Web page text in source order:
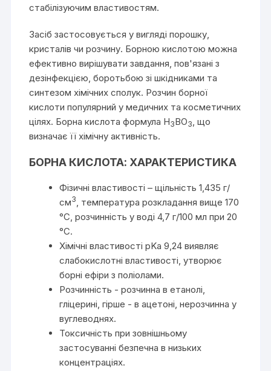
стабілізуючим властивостям.
Засіб застосовується у вигляді порошку,
кристалів чи розчину. Борною кислотою можна
ефективно вирішувати завдання, пов'язані з
дезінфекцією, боротьбою зі шкідниками та
синтезом хімічних сполук. Розчин борної
кислоти популярний у медичних та косметичних
цілях. Борна кислота формула H3BO3, що
визначає її хімічну активність.
БОРНА КИСЛОТА: ХАРАКТЕРИСТИКА
Фізичні властивості – щільність 1,435 г/
см3, температура розкладання вище 170
°C, розчинність у воді 4,7 г/100 мл при 20
°C.
Хімічні властивості pKa 9,24 виявляє
слабокислотні властивості, утворює
борні ефіри з поліолами.
Розчинність - розчинна в етанолі,
гліцерині, гірше - в ацетоні, нерозчинна у
вуглеводнях.
Токсичність при зовнішньому
застосуванні безпечна в низьких
концентраціях.